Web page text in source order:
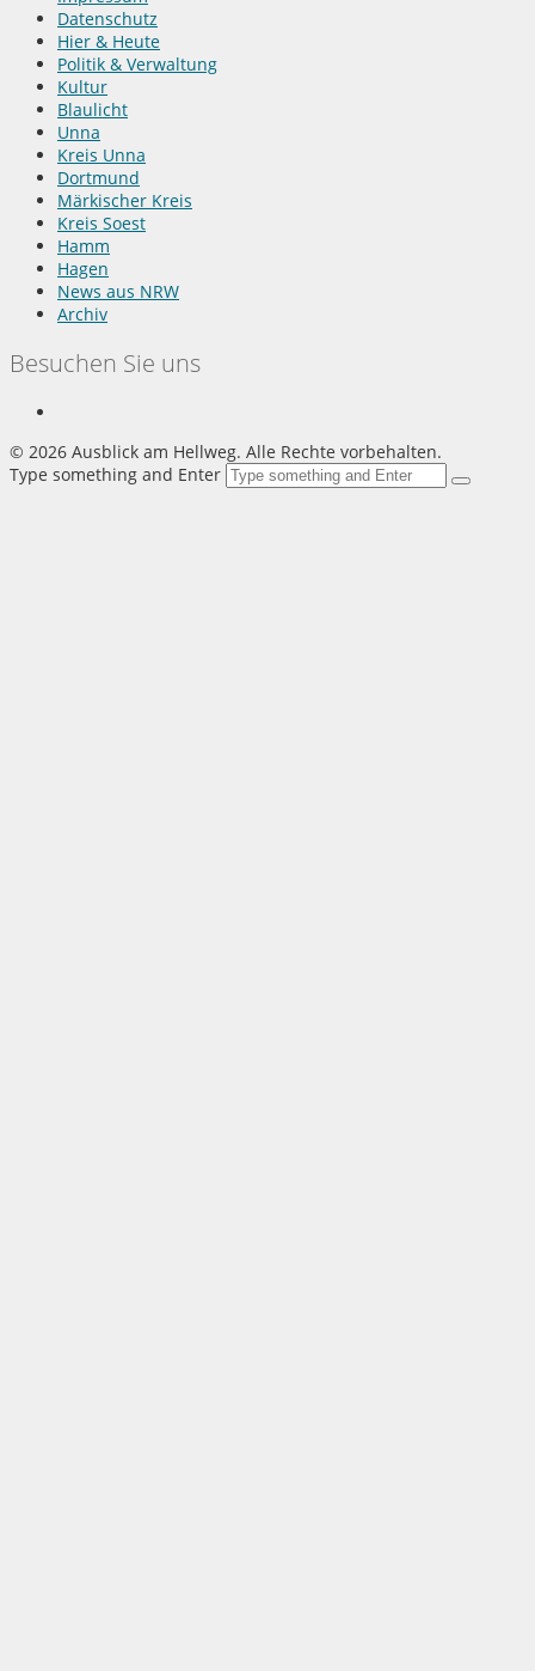
Datenschutz
Hier & Heute
Politik & Verwaltung
Kultur
Blaulicht
Unna
Kreis Unna
Dortmund
Märkischer Kreis
Kreis Soest
Hamm
Hagen
News aus NRW
Archiv
Besuchen Sie uns
© 2026 Ausblick am Hellweg. Alle Rechte vorbehalten.
Type something and Enter